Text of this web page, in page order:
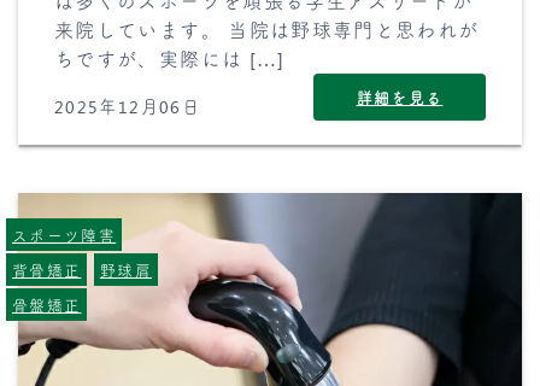
来院しています。 当院は野球専門と思われが
ちですが、実際には […]
2025年12月06日 詳細を見る
スポーツ障害
背骨矯正
野球肩
骨盤矯正